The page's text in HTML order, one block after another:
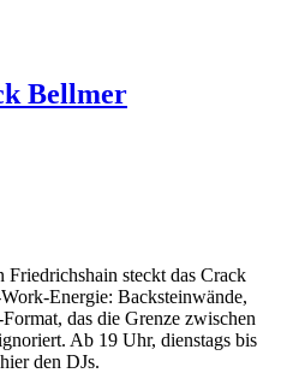
Bellmer
steckt das Crack
Energie: Backsteinwände,
das die Grenze zwischen
Ab 19 Uhr, dienstags bis
den DJs.